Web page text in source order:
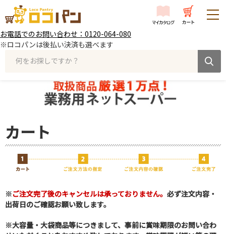
お電話でのお問い合わせ：0120-064-080
※ロコパンは後払い決済も選べます
何をお探しですか？
カート
※ご注文完了後のキャンセルは承っておりません。 必ず注文内容・
出荷日のご確認お願い致します。
※大容量・大袋商品等につきまして、事前に賞味期限のお問い合わ